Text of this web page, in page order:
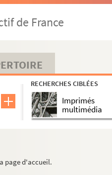
de France
RECHERCHES CIBLÉES
Imprimés
multimédia
page d'accueil.